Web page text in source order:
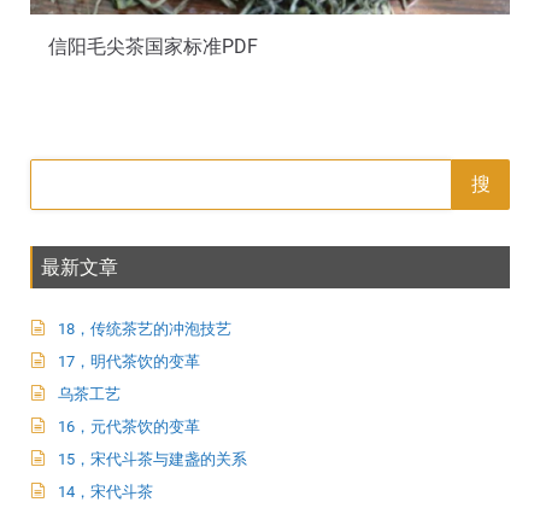
信阳毛尖茶国家标准PDF
搜
最新文章
18，传统茶艺的冲泡技艺
17，明代茶饮的变革
乌茶工艺
16，元代茶饮的变革
15，宋代斗茶与建盏的关系
14，宋代斗茶